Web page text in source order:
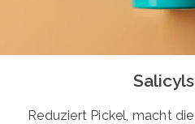
Reduziert Pickel, macht